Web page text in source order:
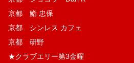
京都 鮨 忠保
京都 シンレス カフェ
京都 研野
★クラブエリー第3金曜